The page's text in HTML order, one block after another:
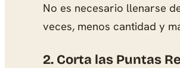
No es necesario llenarse
veces, menos cantidad y
2. Corta las Puntas